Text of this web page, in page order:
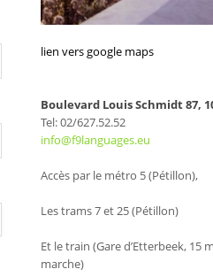
lien vers google maps
Boulevard Louis Schmidt 87,
Tel: 02/627.52.52
info@f9languages.eu
Accès par le métro 5 (Pétillon),
Les trams 7 et 25 (Pétillon)
Et le train (Gare d’Etterbeek, 15
marche)